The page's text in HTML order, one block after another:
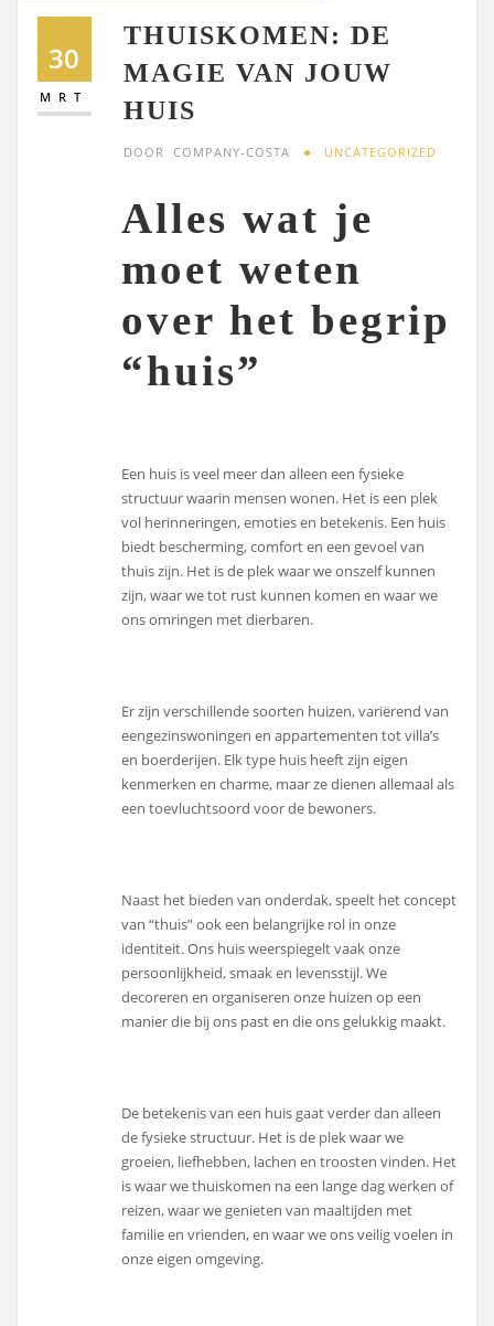
30
MRT
THUISKOMEN: DE
MAGIE VAN JOUW
HUIS
DOOR COMPANY-COSTA UNCATEGORIZED
Alles wat je
moet weten
over het begrip
“huis”
Een huis is veel meer dan alleen een fysieke
structuur waarin mensen wonen. Het is een plek
vol herinneringen, emoties en betekenis. Een huis
biedt bescherming, comfort en een gevoel van
thuis zijn. Het is de plek waar we onszelf kunnen
zijn, waar we tot rust kunnen komen en waar we
ons omringen met dierbaren.
Er zijn verschillende soorten huizen, variërend van
eengezinswoningen en appartementen tot villa’s
en boerderijen. Elk type huis heeft zijn eigen
kenmerken en charme, maar ze dienen allemaal als
een toevluchtsoord voor de bewoners.
Naast het bieden van onderdak, speelt het concept
van “thuis” ook een belangrijke rol in onze
identiteit. Ons huis weerspiegelt vaak onze
persoonlijkheid, smaak en levensstijl. We
decoreren en organiseren onze huizen op een
manier die bij ons past en die ons gelukkig maakt.
De betekenis van een huis gaat verder dan alleen
de fysieke structuur. Het is de plek waar we
groeien, liefhebben, lachen en troosten vinden. Het
is waar we thuiskomen na een lange dag werken of
reizen, waar we genieten van maaltijden met
familie en vrienden, en waar we ons veilig voelen in
onze eigen omgeving.